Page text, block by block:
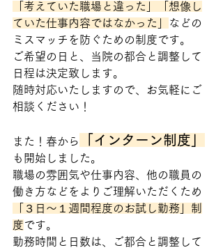
「考えていた職場と違った」「想像し
ていた仕事内容ではなかった」
などの
ミスマッチを防ぐための制度です。
ご希望の日と、当院の都合と調整して
日程は決定致します。
随時対応いたしますので、お気軽にご
相談ください！
また！春から 「インターン制度」
も開始しました。
職場の雰囲気や仕事内容、他の職員の
働き方などをよりご理解いただくため
「３日～１週間程度のお試し勤務」制
度です。
勤務時間と日数は、ご都合と調整して